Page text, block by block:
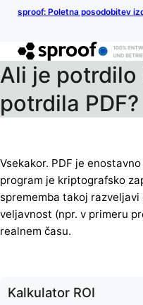
sproof: Poletna posodobitev
Ali je potrdilo
potrdila PDF?
Vsekakor. PDF je
program je kriptografsko
sprememba takoj
veljavnost (npr. v primeru
realnem času.
Kalkulator ROI